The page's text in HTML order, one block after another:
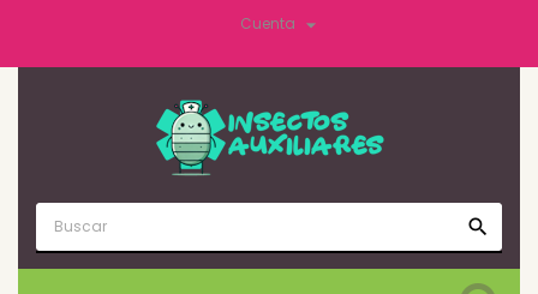
Cuenta 
search